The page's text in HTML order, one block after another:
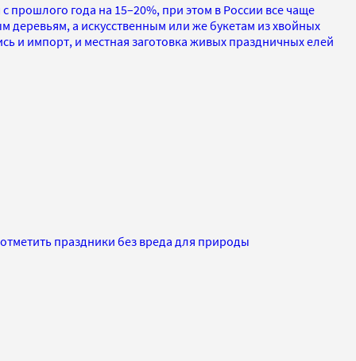
прошлого года на 15–20%, при этом в России все чаще
деревьям, а искусственным или же букетам из хвойных
и импорт, и местная заготовка живых праздничных елей
праздники без вреда для природы